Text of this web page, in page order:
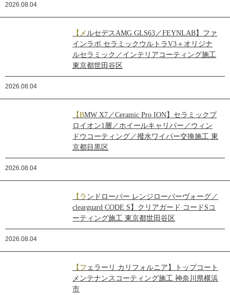
2026.08.04
【メルセデスAMG GLS63／FEYNLAB】ファ
インラボ セラミックウルトラV3＋オリジナ
ルセラミック／インテリアコーティング施工
東京都世田谷区
2026.08.04
【BMW X7／Ceramic Pro ION】セラミックプ
ロイオン1層／ホイールキャリパー／ウィン
ドウコーティング／撥水ワイパー交換施工 東
京都目黒区
2026.08.04
【ランドローバー レンジローバーヴォーグ／
clearguard CODE S】クリアガード コードSコ
ーティング施工 東京都世田谷区
2026.08.04
【フェラーリ カリフォルニア】トップコート
メンテナンスコーティング施工 神奈川県横浜
市